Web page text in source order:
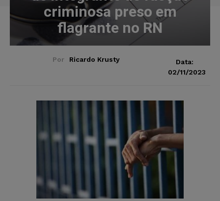
criminosa preso em
flagrante no RN
Por Ricardo Krusty
Data:
02/11/2023